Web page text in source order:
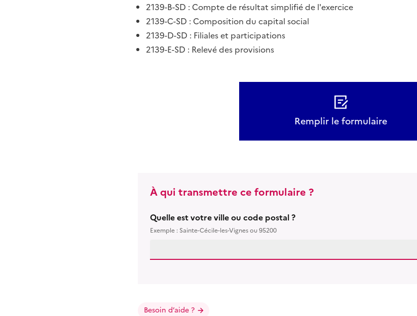
2139-B-SD : Compte de résultat simplifié de l'exercice
2139-C-SD : Composition du capital social
2139-D-SD : Filiales et participations
2139-E-SD : Relevé des provisions
Remplir le formulaire
À qui transmettre ce formulaire ?
Quelle est votre ville ou code postal ?
Exemple : Sainte-Cécile-les-Vignes ou 95200
Besoin d’aide ?